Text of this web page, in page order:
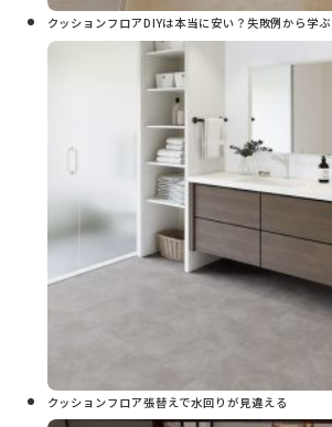
クッションフロアDIYは本当に安い？失敗例から学ぶ
クッションフロア張替えで水回りが見違える